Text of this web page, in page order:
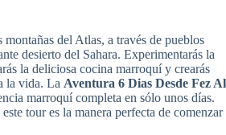
del Atlas, a través de pueblos
desierto del Sahara. Experimentarás la
la deliciosa cocina marroquí y crearás
la vida. La Aventura 6 Dias Desde Fez Al
marroquí completa en sólo unos días.
tour es la manera perfecta de comenzar